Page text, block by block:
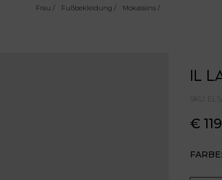
Frau / Fußbekleidung / Mokassins/
IL
SKU:
€
FARBE: